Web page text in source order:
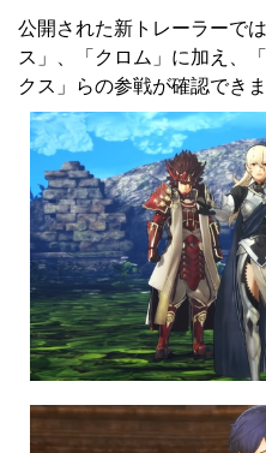
公開された新トレーラーで
ス」、「クロム」に加え、
クス」らの参戦が確認できま